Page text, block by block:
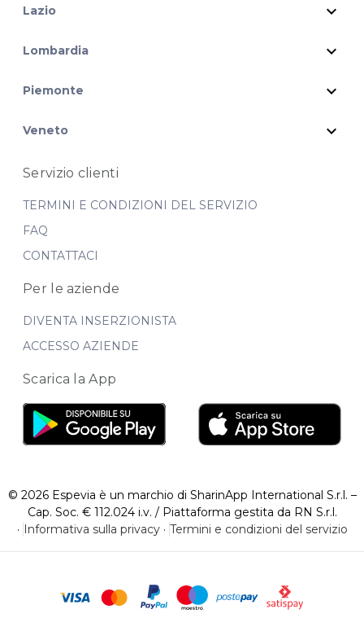
Lazio expand_more
Lombardia expand_more
Piemonte expand_more
Veneto expand_more
Servizio clienti
TERMINI E CONDIZIONI DEL SERVIZIO
FAQ
CONTATTACI
Per le aziende
DIVENTA INSERZIONISTA
ACCESSO AZIENDE
Scarica la App
© 2026 Espevia è un marchio di SharinApp International S.r.l. –
Cap. Soc. € 112.024 i.v. / Piattaforma gestita da RN S.r.l.
· Informativa sulla privacy· Termini e condizioni del servizio